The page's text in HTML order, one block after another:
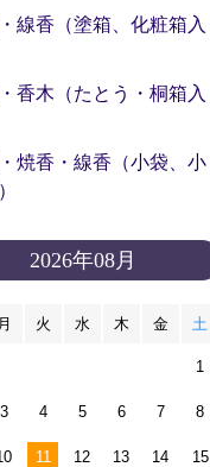
線香（塗箱、化粧箱入
香木（たとう・桐箱入
焼香・線香（小袋、小
2026年08月
月 火 水 木 金 土
1
3 4 5 6 7 8
11 12 13 14 15